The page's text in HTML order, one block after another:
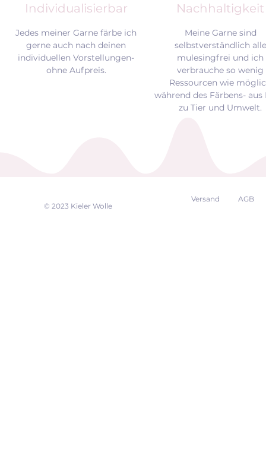
Individualisierbar Nachhaltigkeit
Jedes meiner Garne färbe ich
gerne auch nach deinen
individuellen Vorstellungen-
ohne Aufpreis.
Meine Garne sind
selbstverständlich alle
mulesingfrei und ich
verbrauche so wenig
Ressourcen wie
während des Färbens- aus
zu Tier und Umwelt.
© 2023 Kieler Wolle
Versand AGB